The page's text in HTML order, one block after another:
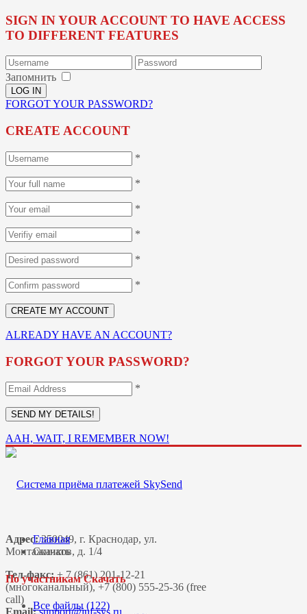
SIGN IN YOUR ACCOUNT TO HAVE ACCESS
TO DIFFERENT FEATURES
Запомнить
FORGOT YOUR PASSWORD?
CREATE ACCOUNT
*
*
*
*
*
*
ALREADY HAVE AN ACCOUNT?
FORGOT YOUR PASSWORD?
*
AAH, WAIT, I REMEMBER NOW!
Адрес:350049, г. Краснодар, ул.
Монтажников, д. 1/4
Тел-факс:+ 7 (861) 201-12-21
(многоканальный), +7 (800) 555-25-36 (free
call)
Главная
Скачать
По участникам Скачать
Все файлы (122)